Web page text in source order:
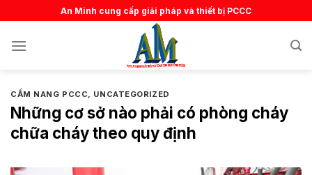
to
content
An Minh cung cấp giải pháp và thiết bị PCCC
CẨM NANG PCCC, UNCATEGORIZED
Những cơ sở nào phải có phòng cháy
chữa cháy theo quy định